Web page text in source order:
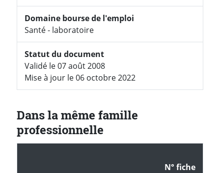
Domaine bourse de l'emploi
Santé - laboratoire
Statut du document
Validé le 07 août 2008
Mise à jour le 06 octobre 2022
Dans la même famille
professionnelle
N° fiche